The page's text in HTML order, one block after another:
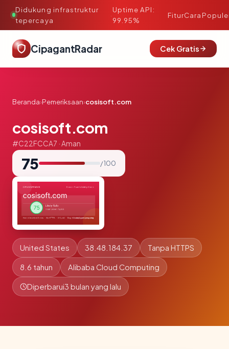
Didukung infrastruktur
tepercaya
·
Uptime API:
99.95%
FiturCara
CipagantRadar Cek Gratis
Beranda›Pemeriksaan›cosisoft.com
cosisoft.com
#C22FCCA7 · Aman
75 / 100
United States 38.48.184.37 Tanpa HTTPS
8.6 tahun Alibaba Cloud Computing
Diperbarui3 bulan yang lalu